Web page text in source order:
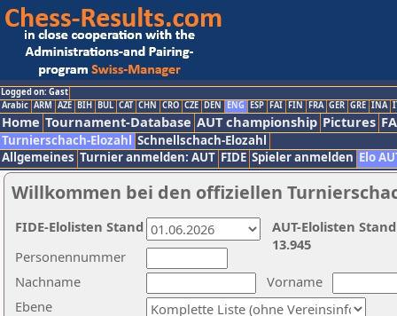
Logged on: Gast
Arabic ARM AZE BIH BUL CAT CHN CRO CZE DEN ENG ESP FAI FIN FRA GER GRE INA
Home Tournament-Database AUT championship Pictures
Turnierschach-Elozahl Schnellschach-Elozahl
Allgemeines Turnier anmelden: AUT FIDE Spieler anmelden Elo
Willkommen bei den offiziellen
Nachname
Vorname
Ebene
Personennummer
AUT-Elolisten
13.945
FIDE-Elolisten Stand